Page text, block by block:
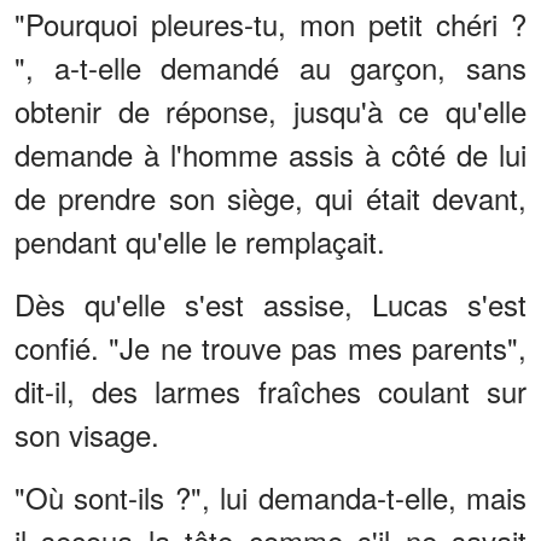
"Pourquoi pleures-tu, mon petit chéri ?
", a-t-elle demandé au garçon, sans
obtenir de réponse, jusqu'à ce qu'elle
demande à l'homme assis à côté de lui
de prendre son siège, qui était devant,
pendant qu'elle le remplaçait.
Dès qu'elle s'est assise, Lucas s'est
confié. "Je ne trouve pas mes parents",
dit-il, des larmes fraîches coulant sur
son visage.
"Où sont-ils ?", lui demanda-t-elle, mais